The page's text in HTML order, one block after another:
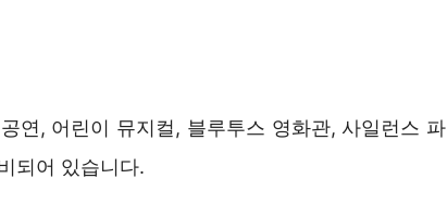
연, 어린이 뮤지컬, 블루투스 영화관, 사일런스 파
되어 있습니다.